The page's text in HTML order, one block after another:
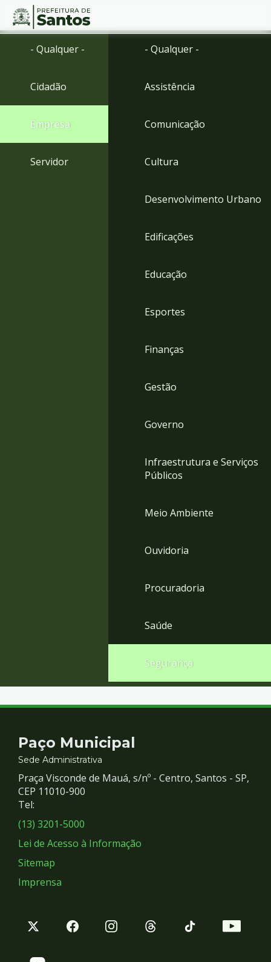
Ir
Ir
menu
Conteúdo
- Qualquer -
Cidadão
Empresa
Servidor
- Qualquer -
Assistência
Comunicação
Cultura
Desenvolvimento Urbano
Edificações
Educação
Esportes
Finanças
Gestão
Governo
Infraestrutura e Serviços
Públicos
Meio Ambiente
Ouvidoria
Procuradoria
Saúde
Segurança
Contato
e
Redes
Sociais
Paço Municipal
Sede Administrativa
Praça Visconde de Mauá, s/nº - Centro, Santos - SP,
CEP 11010-900
Tel:
(13) 3201-5000
Lei de Acesso à Informação
Sitemap
Imprensa